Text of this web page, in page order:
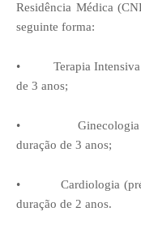
Residência Médica
seguinte forma:
•
Terapia
de 3 anos;
•
duração de 3 anos;
•
Cardiologia
duração de 2 anos.